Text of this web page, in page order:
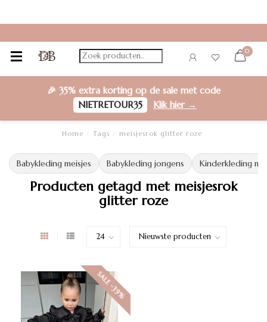
0
🎉 35% extra kortingop de sale met code
NIETRETOUR35
Klik hier →
Home Tags meisjesrok glitter roze
Babykleding meisjes Babykleding jongens Kinderkleding
Producten getagd met meisjesrok
glitter roze
SALE -39%